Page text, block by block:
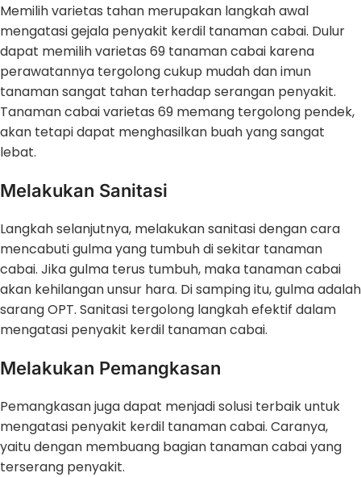
Memilih varietas tahan merupakan langkah awal
mengatasi gejala penyakit kerdil tanaman cabai. Dulur
dapat memilih varietas 69 tanaman cabai karena
perawatannya tergolong cukup mudah dan imun
tanaman sangat tahan terhadap serangan penyakit.
Tanaman cabai varietas 69 memang tergolong pendek,
akan tetapi dapat menghasilkan buah yang sangat
lebat.
Melakukan Sanitasi
Langkah selanjutnya, melakukan sanitasi dengan cara
mencabuti gulma yang tumbuh di sekitar tanaman
cabai. Jika gulma terus tumbuh, maka tanaman cabai
akan kehilangan unsur hara. Di samping itu, gulma adalah
sarang OPT. Sanitasi tergolong langkah efektif dalam
mengatasi penyakit kerdil tanaman cabai.
Melakukan Pemangkasan
Pemangkasan juga dapat menjadi solusi terbaik untuk
mengatasi penyakit kerdil tanaman cabai. Caranya,
yaitu dengan membuang bagian tanaman cabai yang
terserang penyakit.